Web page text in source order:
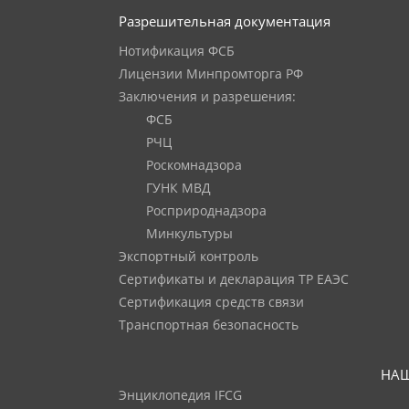
Разрешительная документация
Нотификация ФСБ
Лицензии Минпромторга РФ
Заключения и разрешения:
ФСБ
РЧЦ
Роскомнадзора
ГУНК МВД
Росприроднадзора
Минкультуры
Экспортный контроль
Сертификаты и декларация ТР ЕАЭС
Сертификация средств связи
Транспортная безопасность
Энциклопедия IFCG